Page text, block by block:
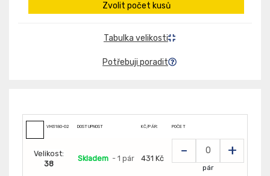
Zvolit počet kusů
Tabulka velikosti
Potřebuji poradit
VM3180-O2 DOSTUPNOST KČ/PÁR: POČET
Velikost:
38
Skladem - 1 pár 431 Kč - +
pár